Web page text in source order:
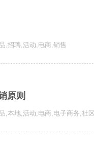
,招聘,活动,电商,销售
原则
,本地,活动,电商,电子商务,社区